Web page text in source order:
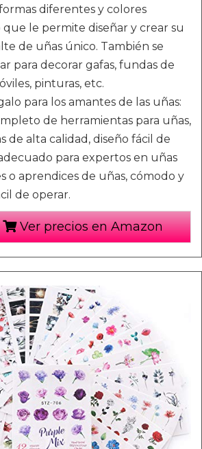
diferentes y colores
le permite diseñar y crear su
de uñas único. También se
para decorar gafas, fundas de
pinturas, etc.
para los amantes de las uñas:
de herramientas para uñas,
de alta calidad, diseño fácil de
para expertos en uñas
o aprendices de uñas, cómodo y
de operar.
Ver precios en Amazon